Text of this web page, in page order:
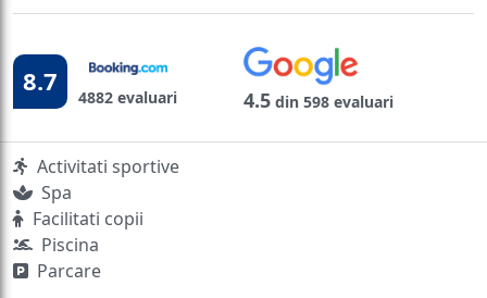
8.7 4882 evaluari 4.5 din 598 evaluari
Activitati sportive
Spa
Facilitati copii
Piscina
Parcare